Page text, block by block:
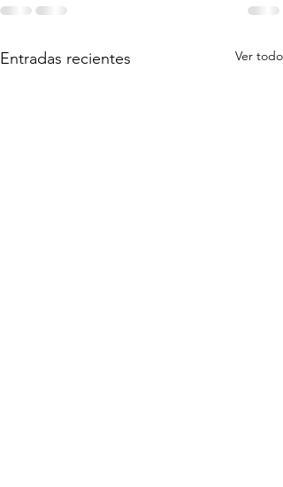
Entradas recientes Ver todo